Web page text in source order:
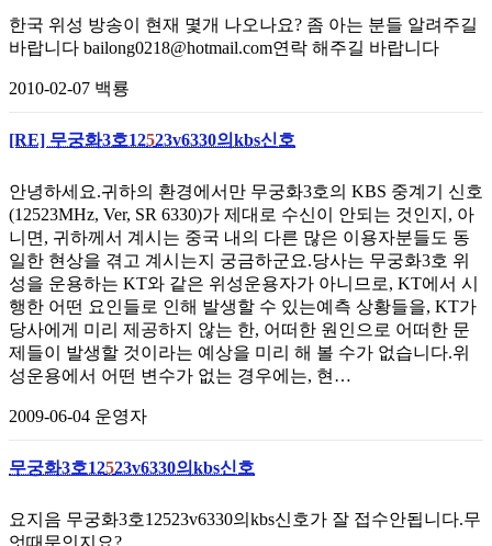
한국 위성 방송이 현재 몇개 나오나요? 좀 아는 분들 알려주길
바랍니다 bailong0218@hotmail.com연락 해주길 바랍니다
2010-02-07 백룡
[RE] 무궁화3호12523v6330의kbs신호
안녕하세요.귀하의 환경에서만 무궁화3호의 KBS 중계기 신호
(12523MHz, Ver, SR 6330)가 제대로 수신이 안되는 것인지, 아
니면, 귀하께서 계시는 중국 내의 다른 많은 이용자분들도 동
일한 현상을 겪고 계시는지 궁금하군요.당사는 무궁화3호 위
성을 운용하는 KT와 같은 위성운용자가 아니므로, KT에서 시
행한 어떤 요인들로 인해 발생할 수 있는예측 상황들을, KT가
당사에게 미리 제공하지 않는 한, 어떠한 원인으로 어떠한 문
제들이 발생할 것이라는 예상을 미리 해 볼 수가 없습니다.위
성운용에서 어떤 변수가 없는 경우에는, 현…
2009-06-04 운영자
무궁화3호12523v6330의kbs신호
요지음 무궁화3호12523v6330의kbs신호가 잘 접수안됩니다.무
엇때문인지요?